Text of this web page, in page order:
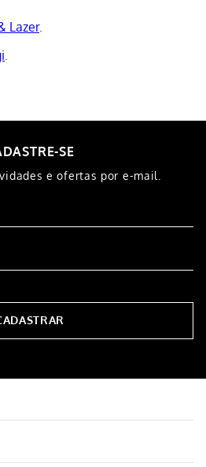
Lazer.
SE
e ofertas por e-mail.